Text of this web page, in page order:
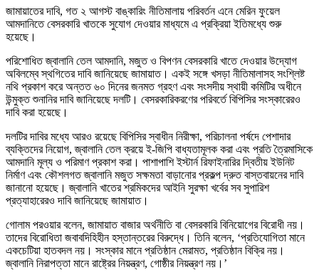
জামায়াতের দাবি, গত ২ আগস্ট বাঙ্কারিং নীতিমালায় পরিবর্তন এনে মেরিন ফুয়েল
আমদানিতে বেসরকারি খাতকে সুযোগ দেওয়ার মাধ্যমে এ প্রক্রিয়া ইতিমধ্যে শুরু
হয়েছে।
পরিশোধিত জ্বালানি তেল আমদানি, মজুত ও বিপণন বেসরকারি খাতে দেওয়ার উদ্যোগ
অবিলম্বে স্থগিতের দাবি জানিয়েছে জামায়াত। একই সঙ্গে খসড়া নীতিমালাসহ সংশ্লিষ্ট
নথি প্রকাশ করে অন্তত ৬০ দিনের জনমত গ্রহণ এবং সংসদীয় স্থায়ী কমিটির অধীনে
উন্মুক্ত শুনানির দাবি জানিয়েছে দলটি। বেসরকারিকরণের পরিবর্তে বিপিসির সংস্কারেরও
দাবি করা হয়েছে।
দলটির দাবির মধ্যে আরও রয়েছে বিপিসির স্বাধীন নিরীক্ষা, পরিচালনা পর্ষদে পেশাদার
ব্যক্তিদের নিয়োগ, জ্বালানি তেল ক্রয়ে ই-জিপি বাধ্যতামূলক করা এবং প্রতি ত্রৈমাসিকে
আমদানি মূল্য ও পরিমাণ প্রকাশ করা। পাশাপাশি ইস্টার্ন রিফাইনারির দ্বিতীয় ইউনিট
নির্মাণ এবং কৌশলগত জ্বালানি মজুত সক্ষমতা বাড়ানোর প্রকল্প দ্রুত বাস্তবায়নের দাবি
জানানো হয়েছে। জ্বালানি খাতের শ্রমিকদের আইনি সুরক্ষা খর্বের সব সুপারিশ
প্রত্যাহারেরও দাবি জানিয়েছে জামায়াত।
গোলাম পরওয়ার বলেন, জামায়াত বাজার অর্থনীতি বা বেসরকারি বিনিয়োগের বিরোধী নয়।
তাদের বিরোধিতা জবাবদিহিহীন হস্তান্তরের বিরুদ্ধে। তিনি বলেন, ‘প্রতিযোগিতা মানে
একচেটিয়া হাতবদল নয়। সংস্কার মানে প্রতিষ্ঠান মেরামত, প্রতিষ্ঠান বিক্রি নয়।
জ্বালানি নিরাপত্তা মানে রাষ্ট্রের নিয়ন্ত্রণ, গোষ্ঠীর নিয়ন্ত্রণ নয়।’